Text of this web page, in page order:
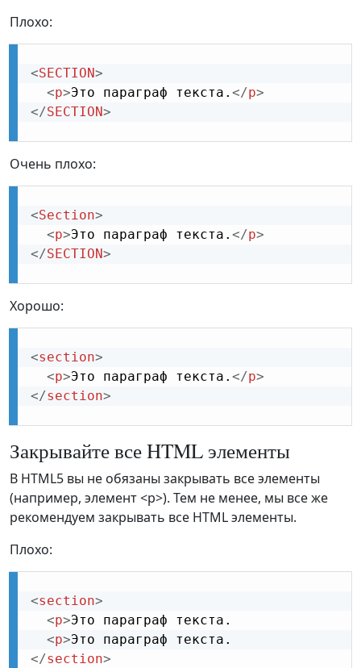
Плохо:
<SECTION>
<p>Это параграф текста. </p>
</SECTION>
Очень плохо:
<Section>
<p>Это параграф текста. </p>
</SECTION>
Хорошо:
<section>
<p>Это параграф текста. </p>
</section>
Закрывайте все HTML элементы
В HTML5 вы не обязаны закрывать все элементы
(например, элемент <p>). Тем не менее, мы все же
рекомендуем закрывать все HTML элементы.
Плохо:
<section>
<p>Это параграф текста.
<p>
</section>